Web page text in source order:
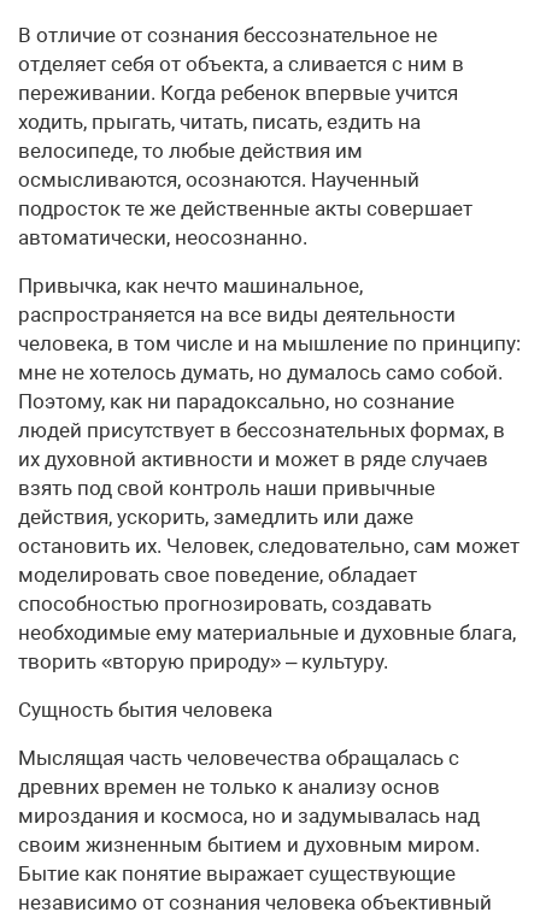
В отличие от сознания бессознательное не
отделяет себя от объекта, а сливается с ним в
переживании. Когда ребенок впервые учится
ходить, прыгать, читать, писать, ездить на
велосипеде, то любые действия им
осмысливаются, осознаются. Наученный
подросток те же действенные акты совершает
автоматически, неосознанно.
Привычка, как нечто машинальное,
распространяется на все виды деятельности
человека, в том числе и на мышление по принципу:
мне не хотелось думать, но думалось само собой.
Поэтому, как ни парадоксально, но сознание
людей присутствует в бессознательных формах, в
их духовной активности и может в ряде случаев
взять под свой контроль наши привычные
действия, ускорить, замедлить или даже
остановить их. Человек, следовательно, сам может
моделировать свое поведение, обладает
способностью прогнозировать, создавать
необходимые ему материальные и духовные блага,
творить «вторую природу» – культуру.
Сущность бытия человека
Мыслящая часть человечества обращалась с
древних времен не только к анализу основ
мироздания и космоса, но и задумывалась над
своим жизненным бытием и духовным миром.
Бытие как понятие выражает существующие
независимо от сознания человека объективный